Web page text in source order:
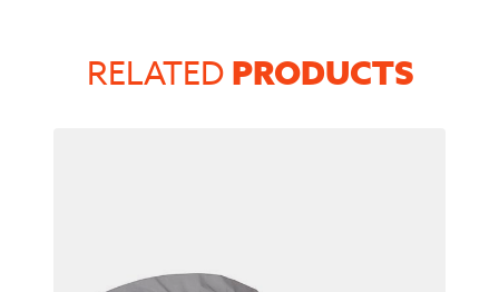
RELATED PRODUCTS